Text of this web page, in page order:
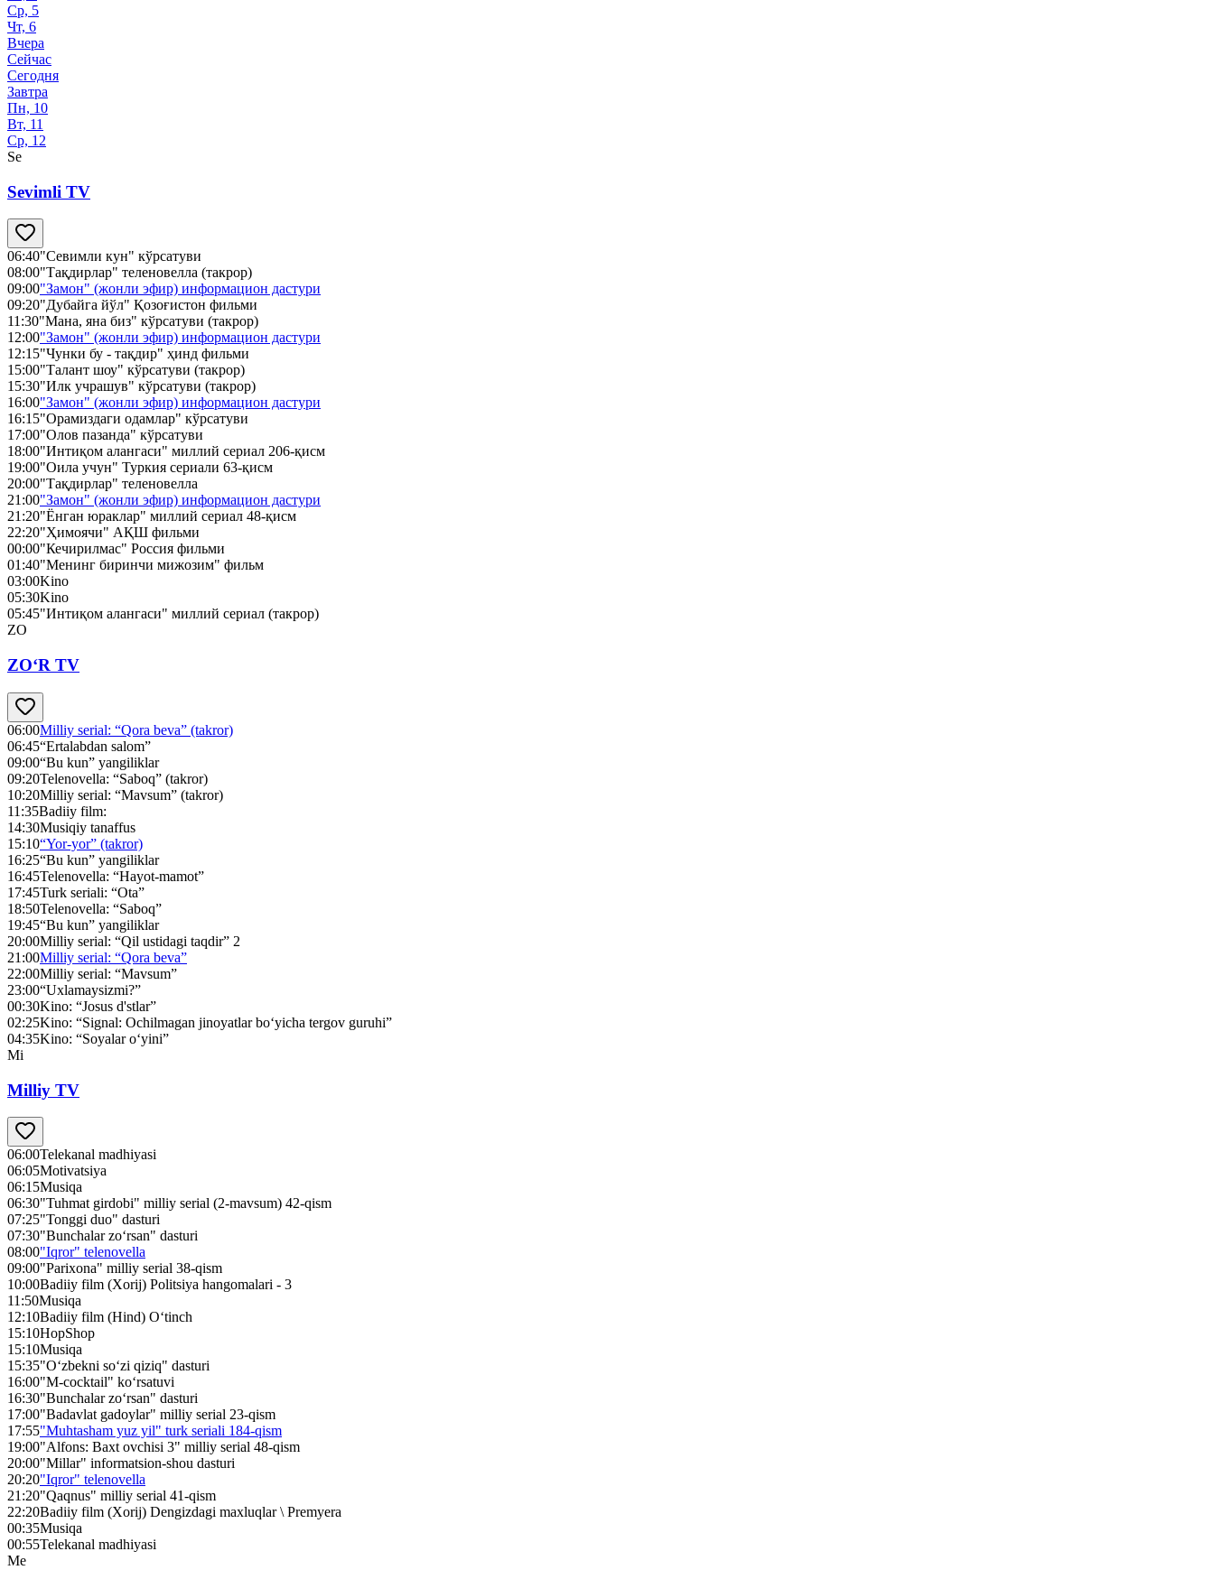
Ср, 5
Чт, 6
Вчера
Сейчас
Сегодня
Завтра
Пн, 10
Вт, 11
Ср, 12
Se
Sevimli TV
06:40"Севимли кун" кўрсатуви
08:00"Тақдирлар" теленовелла (такрор)
09:00"Замон" (жонли эфир) информацион дастури
09:20"Дубайга йўл" Қозоғистон фильми
11:30"Мана, яна биз" кўрсатуви (такрор)
12:00"Замон" (жонли эфир) информацион дастури
12:15"Чунки бу - тақдир" ҳинд фильми
15:00"Талант шоу" кўрсатуви (такрор)
15:30"Илк учрашув" кўрсатуви (такрор)
16:00"Замон" (жонли эфир) информацион дастури
16:15"Орамиздаги одамлар" кўрсатуви
17:00"Олов пазанда" кўрсатуви
18:00"Интиқом алангаси" миллий сериал 206-қисм
19:00"Оила учун" Туркия сериали 63-қисм
20:00"Тақдирлар" теленовелла
21:00"Замон" (жонли эфир) информацион дастури
21:20"Ёнган юраклар" миллий сериал 48-қисм
22:20"Ҳимоячи" АҚШ фильми
00:00"Кечирилмас" Россия фильми
01:40"Менинг биринчи мижозим" фильм
03:00Kino
05:30Kino
05:45"Интиқом алангаси" миллий сериал (такрор)
ZO
ZO‘R TV
06:00Milliy serial: “Qora beva” (takror)
06:45“Ertalabdan salom”
09:00“Bu kun” yangiliklar
09:20Telenovella: “Saboq” (takror)
10:20Milliy serial: “Mavsum” (takror)
11:35Badiiy film:
14:30Musiqiy tanaffus
15:10“Yor-yor” (takror)
16:25“Bu kun” yangiliklar
16:45Telenovella: “Hayot-mamot”
17:45Turk seriali: “Ota”
18:50Telenovella: “Saboq”
19:45“Bu kun” yangiliklar
20:00Milliy serial: “Qil ustidagi taqdir” 2
21:00Milliy serial: “Qora beva”
22:00Milliy serial: “Mavsum”
23:00“Uxlamaysizmi?”
00:30Kino: “Josus d'stlar”
02:25Kino: “Signal: Ochilmagan jinoyatlar bo‘yicha tergov guruhi”
04:35Kino: “Soyalar o‘yini”
Mi
Milliy TV
06:00Telekanal madhiyasi
06:05Motivatsiya
06:15Musiqa
06:30"Tuhmat girdobi" milliy serial (2-mavsum) 42-qism
07:25"Tonggi duo" dasturi
07:30"Bunchalar zo‘rsan" dasturi
08:00"Iqror" telenovella
09:00"Parixona" milliy serial 38-qism
10:00Badiiy film (Xorij) Politsiya hangomalari - 3
11:50Musiqa
12:10Badiiy film (Hind) O‘tinch
15:10HopShop
15:10Musiqa
15:35"O‘zbekni so‘zi qiziq" dasturi
16:00"M-cocktail" ko‘rsatuvi
16:30"Bunchalar zo‘rsan" dasturi
17:00"Badavlat gadoylar" milliy serial 23-qism
17:55"Muhtasham yuz yil" turk seriali 184-qism
19:00"Alfons: Baxt ovchisi 3" milliy serial 48-qism
20:00"Millar" informatsion-shou dasturi
20:20"Iqror" telenovella
21:20"Qaqnus" milliy serial 41-qism
22:20Badiiy film (Xorij) Dengizdagi maxluqlar \ Premyera
00:35Musiqa
00:55Telekanal madhiyasi
Me